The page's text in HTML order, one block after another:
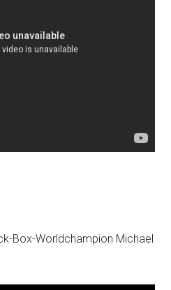
Box-Worldchampion Michael